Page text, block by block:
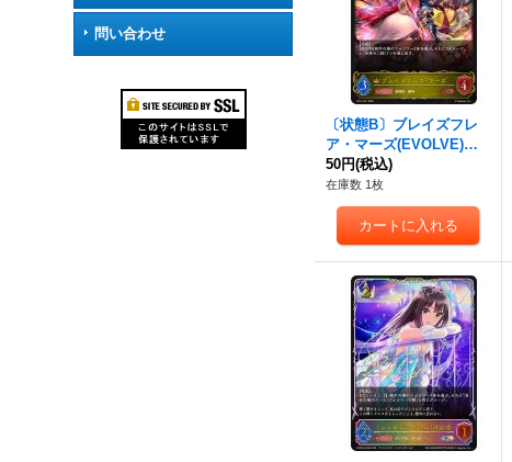
問い合わせ
〔状態B〕ブレイズフレ
ア・マーズ(EVOLVE)【L
G】{BP14-021}《ロイヤ
ル》
50円(税込)
在庫数 1枚